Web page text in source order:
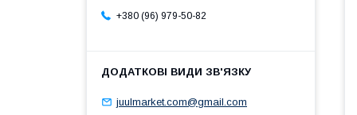
+380 (96) 979-50-82
juulmarket.com@gmail.com